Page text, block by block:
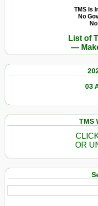
TMS Is
No
List of
—
03
TMS
OR